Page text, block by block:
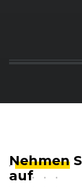
Nehmen
auf